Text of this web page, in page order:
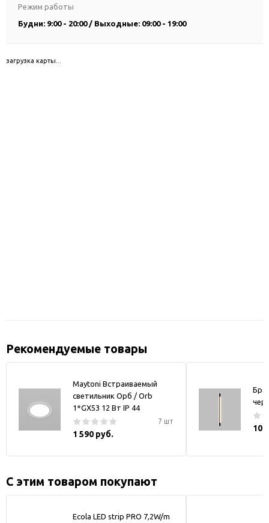
Режим работы
Будни: 9:00 - 20:00 / Выходные: 09:00 - 19:00
загрузка карты...
Рекомендуемые товары
Maytoni Встраиваемый
светильник Орб / Orb
1*GX53 12 Вт IP 44
7 шт
1 590 руб.
Бра
10
С этим товаром покупают
Ecola LED strip PRO 7,2W/m